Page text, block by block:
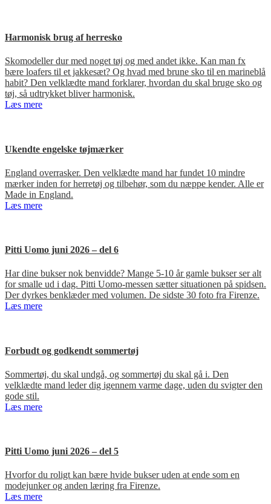
Harmonisk brug af herresko
Skomodeller dur med noget tøj og med andet ikke. Kan man fx
bære loafers til et jakkesæt? Og hvad med brune sko til en marineblå
habit? Den velklædte mand forklarer, hvordan du skal bruge sko og
tøj, så udtrykket bliver harmonisk.
Læs mere
Ukendte engelske tøjmærker
England overrasker. Den velklædte mand har fundet 10 mindre
mærker inden for herretøj og tilbehør, som du næppe kender. Alle er
Made in England.
Læs mere
Pitti Uomo juni 2026 – del 6
Har dine bukser nok benvidde? Mange 5-10 år gamle bukser ser alt
for smalle ud i dag. Pitti Uomo-messen sætter situationen på spidsen.
Der dyrkes benklæder med volumen. De sidste 30 foto fra Firenze.
Læs mere
Forbudt og godkendt sommertøj
Sommertøj, du skal undgå, og sommertøj du skal gå i. Den
velklædte mand leder dig igennem varme dage, uden du svigter den
gode stil.
Læs mere
Pitti Uomo juni 2026 – del 5
Hvorfor du roligt kan bære hvide bukser uden at ende som en
modejunker og anden læring fra Firenze.
Læs mere